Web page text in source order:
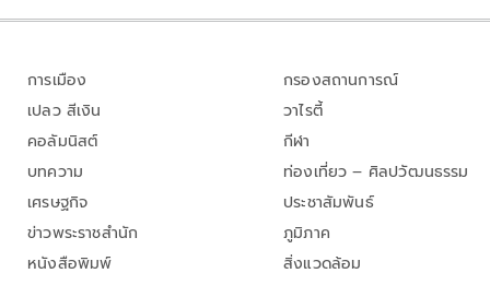
การเมือง
เปลว สีเงิน
คอลัมนิสต์
บทความ
เศรษฐกิจ
ข่าวพระราชสำนัก
หนังสือพิมพ์
กรองสถานการณ์
วาไรตี้
กีฬา
ท่องเที่ยว – ศิลปวัฒนธรรม
ประชาสัมพันธ์
ภูมิภาค
สิ่งแวดล้อม